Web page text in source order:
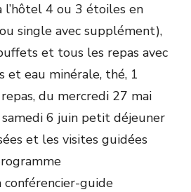
l’hôtel 4 ou 3 étoiles en
single avec supplément),
et tous les repas avec
et eau minérale, thé, 1
du mercredi 27 mai
6 juin petit déjeuner
et les visites guidées
conférencier-guide